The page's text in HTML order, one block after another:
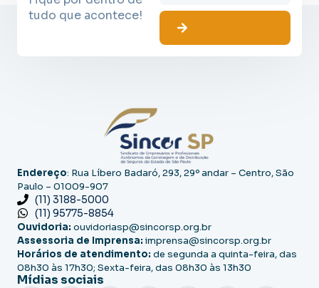
tudo que acontece!
Endereço: Rua Líbero Badaró, 293, 29º andar – Centro, São
Paulo – 01009-907
(11) 3188-5000
(11) 95775-8854
Ouvidoria: ouvidoriasp@sincorsp.org.br
Assessoria de Imprensa: imprensa@sincorsp.org.br
Horários de atendimento: de segunda a quinta-feira, das
08h30 às 17h30; Sexta-feira, das 08h30 às 13h30
Mídias sociais